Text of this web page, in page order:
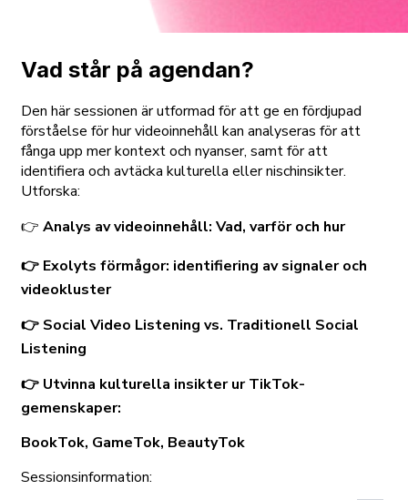
Vad står på agendan?
Den här sessionen är utformad för att ge en fördjupad
förståelse för hur videoinnehåll kan analyseras för att
fånga upp mer kontext och nyanser, samt för att
identifiera och avtäcka kulturella eller nischinsikter.
Utforska:
👉 Analys av videoinnehåll: Vad, varför och hur
👉 Exolyts förmågor: identifiering av signaler och
videokluster
👉 Social Video Listening vs. Traditionell Social
Listening
👉 Utvinna kulturella insikter ur TikTok-
gemenskaper:
BookTok, GameTok, BeautyTok
Sessionsinformation: